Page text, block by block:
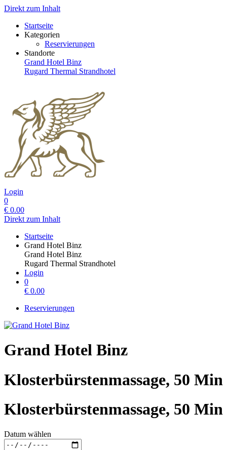
Direkt zum Inhalt
Startseite
Kategorien
Reservierungen
Standorte
Grand Hotel Binz
Rugard Thermal Strandhotel
Login
0
€ 0.00
Direkt zum Inhalt
Startseite
Grand Hotel Binz
Grand Hotel Binz
Rugard Thermal Strandhotel
Login
0
€ 0.00
Reservierungen
Grand Hotel Binz
Klosterbürstenmassage, 50 Min
Klosterbürstenmassage, 50 Min
Datum wählen